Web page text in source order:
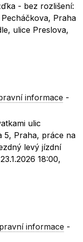
- bez rozlišení:
Praha
ulice Preslova,
informace -
ulic
5, Praha, práce na
levý jízdní
18:00,
informace -